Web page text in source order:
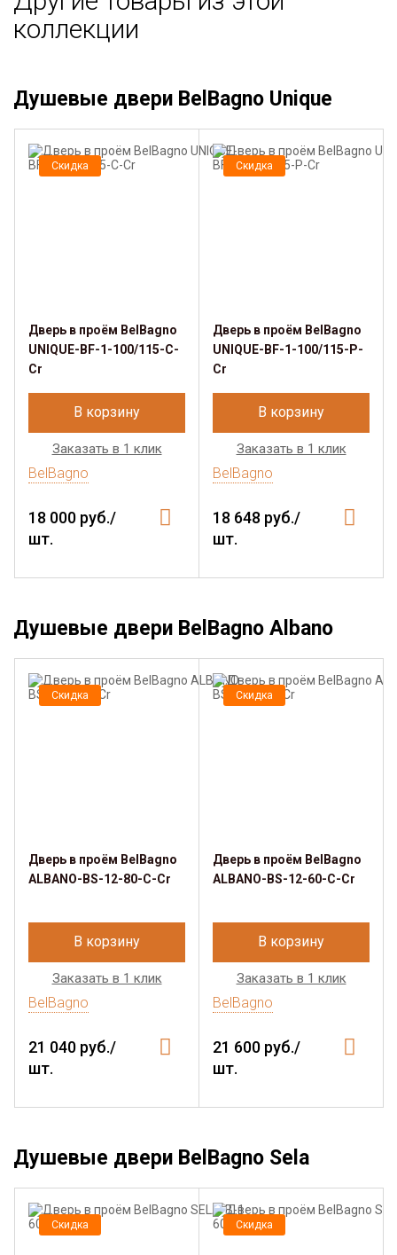
коллекции
Душевые двери BelBagno Unique
Скидка
Дверь в проём BelBagno
UNIQUE-BF-1-100/115-C-
Cr
В корзину
Заказать в 1 клик
BelBagno
18 000 руб./
шт.
Скидка
Дверь в проём BelBagno
UNIQUE-BF-1-100/115-P-
Cr
В корзину
Заказать в 1 клик
BelBagno
18 648 руб./
шт.
Душевые двери BelBagno Albano
Скидка
Дверь в проём BelBagno
ALBANO-BS-12-80-C-Cr
В корзину
Заказать в 1 клик
BelBagno
21 040 руб./
шт.
Скидка
Дверь в проём BelBagno
ALBANO-BS-12-60-C-Cr
В корзину
Заказать в 1 клик
BelBagno
21 600 руб./
шт.
Душевые двери BelBagno Sela
Скидка Скидка